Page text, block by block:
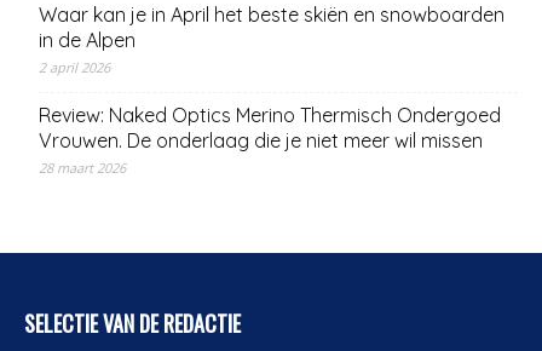
Waar kan je in April het beste skiën en snowboarden
in de Alpen
2 april 2026
Review: Naked Optics Merino Thermisch Ondergoed
Vrouwen. De onderlaag die je niet meer wil missen
28 maart 2026
SELECTIE VAN DE REDACTIE